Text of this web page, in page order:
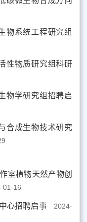
物系统工程研究组
性物质研究组科研
物学研究组招聘启
合成生物技术研究
室植物天然产物创
01-16
心招聘启事
2024-